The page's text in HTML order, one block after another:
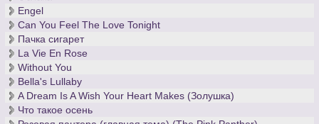
Engel
Can You Feel The Love Tonight
Пачка сигарет
La Vie En Rose
Without You
Bella's Lullaby
A Dream Is A Wish Your Heart Makes (Золушка)
Что такое осень